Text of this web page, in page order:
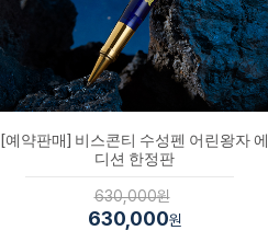
[예약판매] 비스콘티 수성펜 어린왕자 에
디션 한정판
630,000원
630,000원